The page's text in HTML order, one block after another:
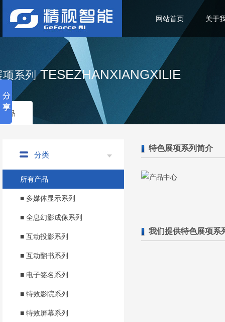
网站首页 关于
项系列 TESEZHANXIANGXILIE
品
分类
所有产品
■ 多媒体显示系列
■ 全息幻影成像系列
■ 互动投影系列
■ 互动翻书系列
■ 电子签名系列
■ 特效影院系列
■ 特效屏幕系列
特色展项系列简介
我们提供特色展项系